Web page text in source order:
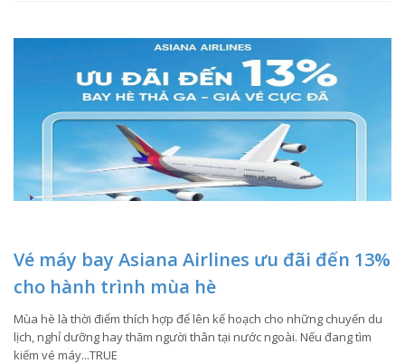
Vé máy bay Asiana Airlines ưu đãi đến 13%
cho hành trình mùa hè
Mùa hè là thời điểm thích hợp để lên kế hoạch cho những chuyến du
lịch, nghỉ dưỡng hay thăm người thân tại nước ngoài. Nếu đang tìm
kiếm vé máy...TRUE